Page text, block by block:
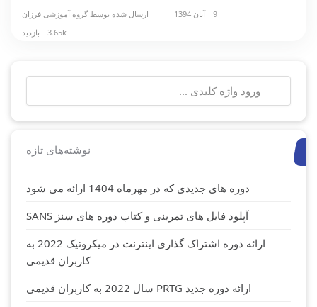
9 آبان 1394 ارسال شده توسط گروه آموزشی فرزان
3.65k بازدید
برای:
نوشته‌های تازه
دوره های جدیدی که در مهرماه 1404 ارائه می شود
آپلود فایل های تمرینی و کتاب دوره های سنز SANS
ارائه دوره اشتراک گذاری اینترنت در میکروتیک 2022 به
کاربران قدیمی
ارائه دوره جدید PRTG سال 2022 به کاربران قدیمی